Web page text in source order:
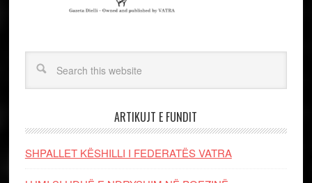
ARTIKUJT E FUNDIT
SHPALLET KËSHILLI I FEDERATËS VATRA